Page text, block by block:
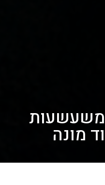
משעשעות
מונה